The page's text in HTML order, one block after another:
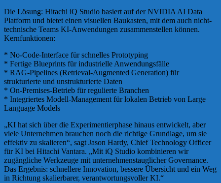
Die Lösung: Hitachi iQ Studio basiert auf der NVIDIA AI Data
Platform und bietet einen visuellen Baukasten, mit dem auch nicht-
technische Teams KI-Anwendungen zusammenstellen können.
Kernfunktionen:
* No-Code-Interface für schnelles Prototyping
* Fertige Blueprints für industrielle Anwendungsfälle
* RAG-Pipelines (Retrieval-Augmented Generation) für
strukturierte und unstrukturierte Daten
* On-Premises-Betrieb für regulierte Branchen
* Integriertes Modell-Management für lokalen Betrieb von Large
Language Models
„KI hat sich über die Experimentierphase hinaus entwickelt, aber
viele Unternehmen brauchen noch die richtige Grundlage, um sie
effektiv zu skalieren“, sagt Jason Hardy, Chief Technology Officer
für KI bei Hitachi Vantara. „Mit iQ Studio kombinieren wir
zugängliche Werkzeuge mit unternehmenstauglicher Governance.
Das Ergebnis: schnellere Innovation, bessere Übersicht und ein Weg
in Richtung skalierbarer, verantwortungsvoller KI.“